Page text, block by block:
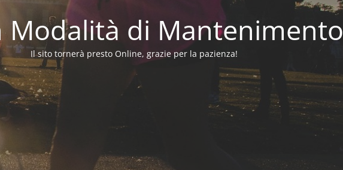
Modalità di Mantenimento
Il sito tornerà presto Online, grazie per la pazienza!